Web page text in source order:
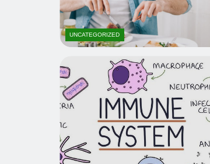
UNCATEGORIZED